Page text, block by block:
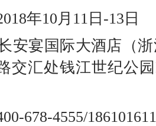
年10月11日 -13日
安宴国际大酒店（
交汇处钱江世纪公园
678-4555/